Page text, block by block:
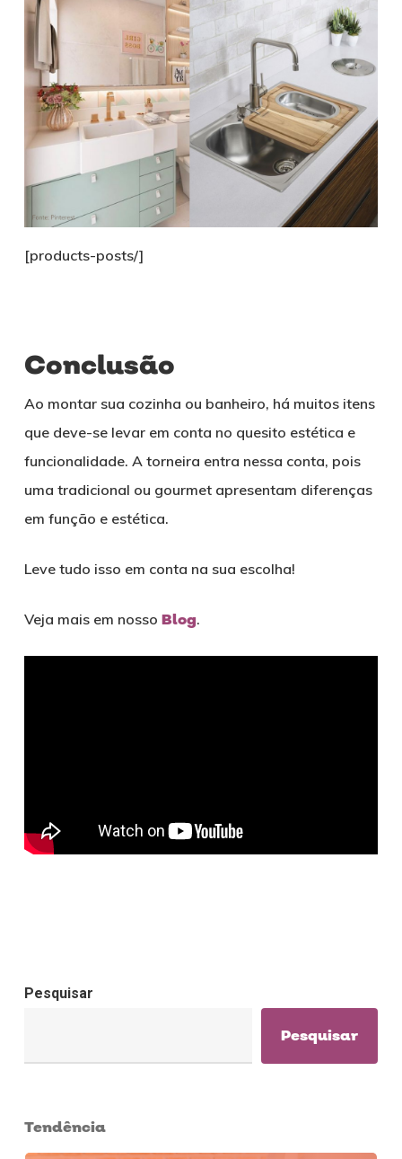
[products-posts/]
Conclusão
Ao montar sua cozinha ou banheiro, há muitos itens
que deve-se levar em conta no quesito estética e
funcionalidade. A torneira entra nessa conta, pois
uma tradicional ou gourmet apresentam diferenças
em função e estética.
Leve tudo isso em conta na sua escolha!
Veja mais em nosso Blog.
Pesquisar
Pesquisar
Tendência